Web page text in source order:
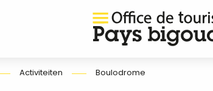
Activiteiten Boulodrome